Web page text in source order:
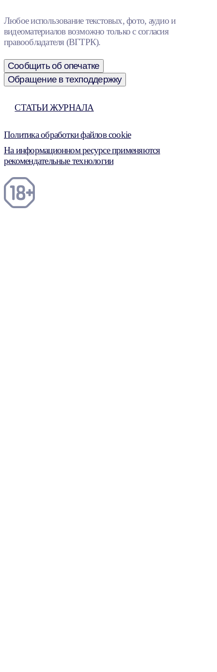
Любое использование текстовых, фото, аудио и
видеоматериалов возможно только с согласия
правообладателя (ВГТРК).
Сообщить об опечатке
Обращение в техподдержку
СТАТЬИ ЖУРНАЛА
Политика обработки файлов cookie
На информационном ресурсе применяются
рекомендательные технологии